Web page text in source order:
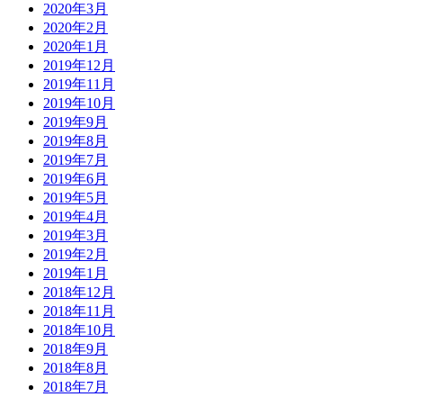
2020年3月
2020年2月
2020年1月
2019年12月
2019年11月
2019年10月
2019年9月
2019年8月
2019年7月
2019年6月
2019年5月
2019年4月
2019年3月
2019年2月
2019年1月
2018年12月
2018年11月
2018年10月
2018年9月
2018年8月
2018年7月